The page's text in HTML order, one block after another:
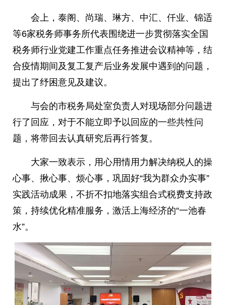
会上，泰阁、尚瑞、琳方、中汇、仟业、锦适
等6家税务师事务所代表围绕进一步贯彻落实全国
税务师行业党建工作重点任务推进会议精神等，结
合疫情期间及复工复产后业务发展中遇到的问题，
提出了纾困意见及建议。
与会的市税务局处室负责人对现场部分问题进
行了回应，对于不能立即予以回应的一些共性问
题，将带回去认真研究后再行答复。
大家一致表示，用心用情用力解决纳税人的操
心事、揪心事、烦心事，巩固好“我为群众办实事”
实践活动成果，不折不扣地落实组合式税费支持政
策，持续优化精准服务，激活上海经济的“一池春
水”。